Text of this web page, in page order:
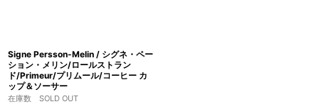
Signe Persson-Melin / シグネ・ペー
ション・メリン/ロールストラン
ド/Primeur/プリムール/コーヒー カ
ップ＆ソーサー
在庫数 SOLD OUT